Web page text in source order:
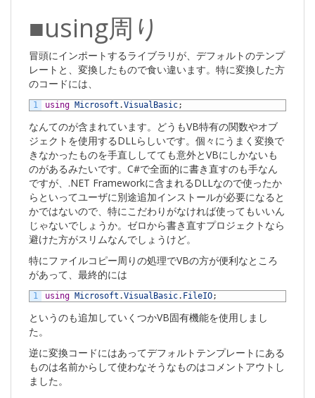
■using周り
冒頭にインポートするライブラリが、デフォルトのテンプ
レートと、変換したもので食い違います。特に変換した方
のコードには、
1 using Microsoft .VisualBasic;
なんてのが含まれています。どうもVB特有の関数やオブ
ジェクトを使用するDLLらしいです。個々にうまく変換で
きなかったものを手直ししてても意外とVBにしかないも
のがあるみたいです。C#で全面的に書き直すのも手なん
ですが、.NET Frameworkに含まれるDLLなので使ったか
らといってユーザに別途追加インストールが必要になると
かではないので、特にこだわりがなければ使ってもいいん
じゃないでしょうか。ゼロから書き直すプロジェクトなら
避けた方がスリムなんでしょうけど。
特にファイルコピー周りの処理でVBの方が便利なところ
があって、最終的には
1 using Microsoft .VisualBasic. FileIO;
というのも追加していくつかVB固有機能を使用しまし
た。
逆に変換コードにはあってデフォルトテンプレートにある
ものは名前からして使わなそうなものはコメントアウトし
ました。